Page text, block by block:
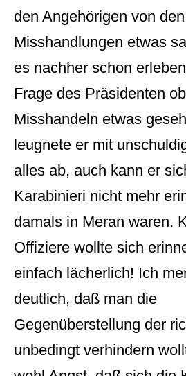
den Angehörigen von den
Misshandlungen etwas
es nachher schon
Frage des Präsidenten
Misshandeln etwas
leugnete er mit
alles ab, auch kann er
Karabinieri nicht mehr
damals in Meran waren.
Offiziere wollte sich
einfach lächerlich! Ich
deutlich, daß man die
Gegenüberstellung der
unbedingt verhindern